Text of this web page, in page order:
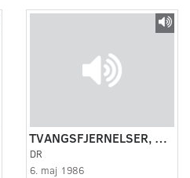
TVANGSFJERNELSER, 1986
DR
6. maj 1986